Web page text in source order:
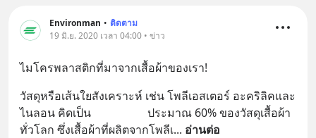
Environman • ติดตาม
19 มิ.ย. 2020 เวลา 04:00 • ข่าว
ไมโครพลาสติกที่มาจากเสื้อผ้าของเรา!
วัสดุหรือเส้นใยสังเคราะห์ เช่น โพลีเอสเตอร์ อะคริลิคและ
ไนลอน คิดเป็น                    ประมาณ 60% ของวัสดุเสื้อผ้า
ทั่วโลก ซึ่งเสื้อผ้าที่ผลิตจากโพลีเ... อ่านต่อ